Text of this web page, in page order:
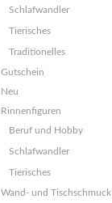
Schlafwandler
Tierisches
Traditionelles
Gutschein
Neu
Rinnenfiguren
Beruf und Hobby
Schlafwandler
Tierisches
Wand- und Tischschmuck